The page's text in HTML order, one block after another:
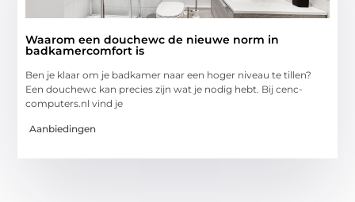
Waarom een douchewc de nieuwe norm in
badkamercomfort is
Ben je klaar om je badkamer naar een hoger niveau te tillen?
Een douchewc kan precies zijn wat je nodig hebt. Bij cenc-
computers.nl vind je
Aanbiedingen